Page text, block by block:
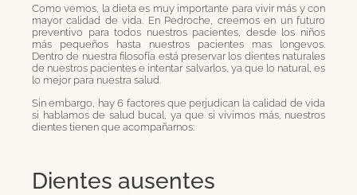
Como vemos, la dieta es muy importante para vivir más y con
mayor calidad de vida. En Pedroche, creemos en un futuro
preventivo para todos nuestros pacientes, desde los niños
más pequeños hasta nuestros pacientes mas longevos.
Dentro de nuestra filosofía está preservar los dientes naturales
de nuestros pacientes e intentar salvarlos, ya que lo natural, es
lo mejor para nuestra salud.
Sin embargo, hay 6 factores que perjudican la calidad de vida
si hablamos de salud bucal, ya que si vivimos más, nuestros
dientes tienen que acompañarnos:
Dientes ausentes